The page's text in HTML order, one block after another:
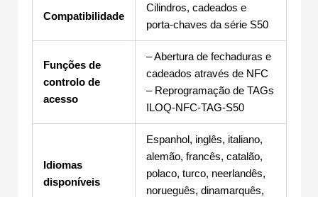
Compatibilidade
Cilindros, cadeados e
porta-chaves da série S50
Funções de
controlo de
acesso
– Abertura de fechaduras e
cadeados através de NFC
– Reprogramação de TAGs
ILOQ-NFC-TAG-S50
Idiomas
disponíveis
Espanhol, inglês, italiano,
alemão, francês, catalão,
polaco, turco, neerlandês,
norueguês, dinamarquês,